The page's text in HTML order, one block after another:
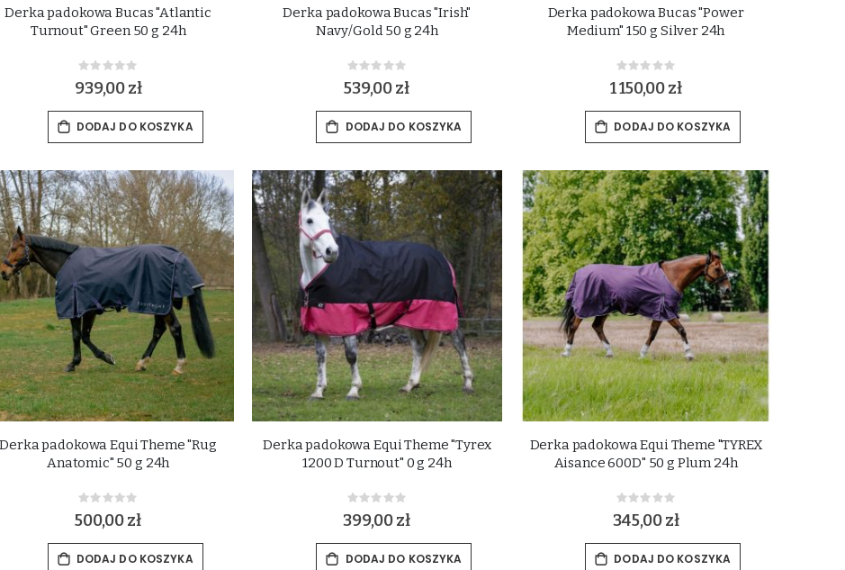
Derka padokowa Bucas "Atlantic
Turnout" Green 50 g 24h
Rating:
0%
939,00 zł
DODAJ DO KOSZYKA
Derka padokowa Bucas "Irish"
Navy/Gold 50 g 24h
Rating:
0%
539,00 zł
DODAJ DO KOSZYKA
Derka padokowa Bucas "Power
Medium" 150 g Silver 24h
Rating:
0%
1 150,00 zł
DODAJ DO KOSZYKA
Derka padokowa Equi Theme "Rug
Anatomic" 50 g 24h
Rating:
0%
500,00 zł
DODAJ DO KOSZYKA
Derka padokowa Equi Theme "Tyrex
1200 D Turnout" 0 g 24h
Rating:
0%
399,00 zł
DODAJ DO KOSZYKA
Derka padokowa Equi Theme "TYREX
Aisance 600D" 50 g Plum 24h
Rating:
0%
345,00 zł
DODAJ DO KOSZYKA